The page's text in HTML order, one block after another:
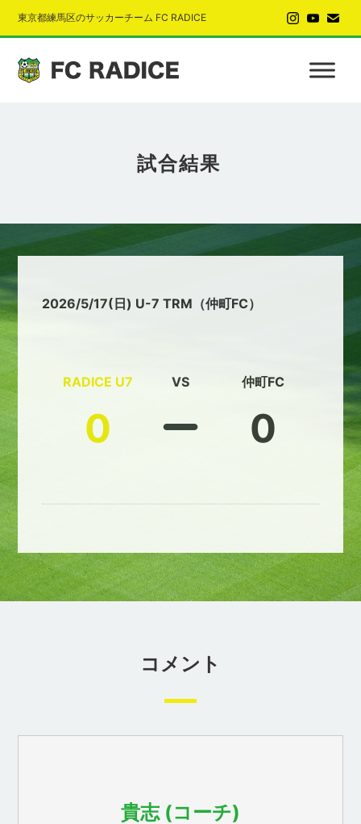
東京都練馬区のサッカーチーム FC RADICE
試合結果
2026/5/17(日) U-7 TRM（仲町FC）
RADICE U7
0
VS 仲町FC
0
コメント
貴志 (コーチ)